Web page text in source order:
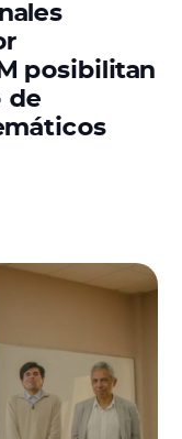
posibilitan
de